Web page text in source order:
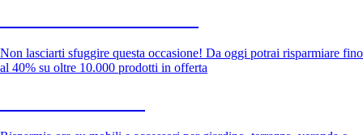
Non lasciarti sfuggire questa occasione! Da oggi potrai risparmiare fino
al 40% su oltre 10.000 prodotti in offerta